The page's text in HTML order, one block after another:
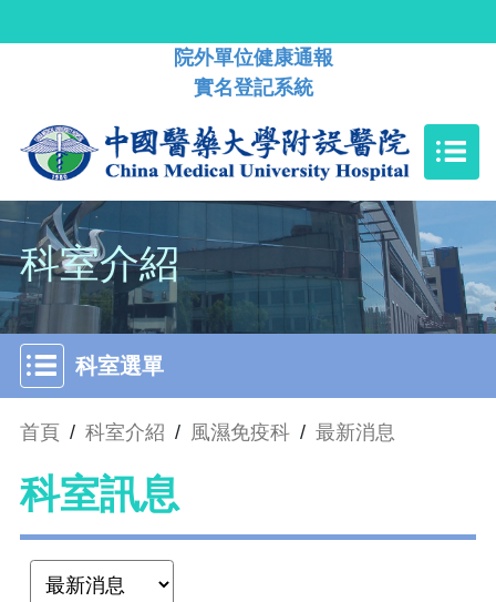
院外單位健康通報
實名登記系統
科室介紹
科室選單
首頁 / 科室介紹 / 風濕免疫科 / 最新消息
科室訊息